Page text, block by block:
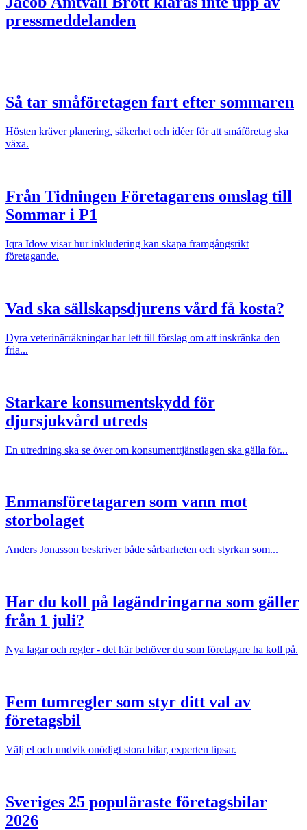
pressmeddelanden
Så tar småföretagen fart efter sommaren
Hösten kräver planering, säkerhet och idéer för att småföretag ska
växa.
Från Tidningen Företagarens omslag till
Sommar i P1
Iqra Idow visar hur inkludering kan skapa framgångsrikt
företagande.
Vad ska sällskapsdjurens vård få kosta?
Dyra veterinärräkningar har lett till förslag om att inskränka den
fria...
Starkare konsumentskydd för
djursjukvård utreds
En utredning ska se över om konsumenttjänstlagen ska gälla för...
Enmansföretagaren som vann mot
storbolaget
Anders Jonasson beskriver både sårbarheten och styrkan som...
Har du koll på lagändringarna som gäller
från 1 juli?
Nya lagar och regler - det här behöver du som företagare ha koll på.
Fem tumregler som styr ditt val av
företagsbil
Välj el och undvik onödigt stora bilar, experten tipsar.
Sveriges 25 populäraste företagsbilar
2026